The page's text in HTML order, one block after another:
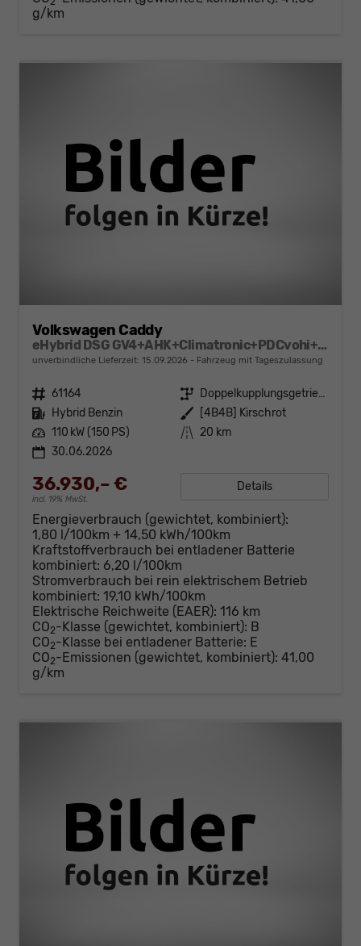
g/km
Volkswagen Caddy
eHybrid DSG GV4+AHK+Climatronic+PDCvohi+Cam+Regensens.+AppConnect
unverbindliche Lieferzeit: 15.09.2026 Fahrzeug mit Tageszulassung
Fahrzeugnr. 61164 Getriebe
Doppelkupplungsgetriebe (DSG)
Kraftstoff Hybrid Benzin Außenfarbe
[4B4B] Kirschrot
Leistung 110 kW (150 PS) Kilometerstand 20 km
30.06.2026
36.930,– €
incl. 19% MwSt.
Details
Energieverbrauch (gewichtet, kombiniert):
1,80 l/100km + 14,50 kWh/100km
Kraftstoffverbrauch bei entladener Batterie
kombiniert: 6,20 l/100km
Stromverbrauch bei rein elektrischem Betrieb
kombiniert: 19,10 kWh/100km
Elektrische Reichweite (EAER): 116 km
CO2-Klasse (gewichtet, kombiniert): B
CO2-Klasse bei entladener Batterie: E
CO2-Emissionen (gewichtet, kombiniert): 41,00
g/km